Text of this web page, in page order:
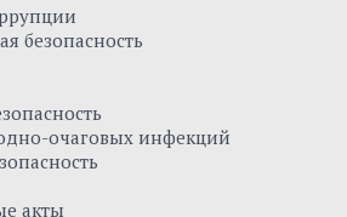
безопасность
очаговых инфекций
акты